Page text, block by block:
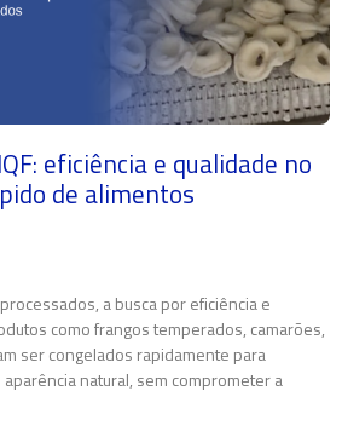
eficiência e qualidade no
de alimentos
a busca por eficiência e
como frangos temperados, camarões,
ser congelados rapidamente para
natural, sem comprometer a